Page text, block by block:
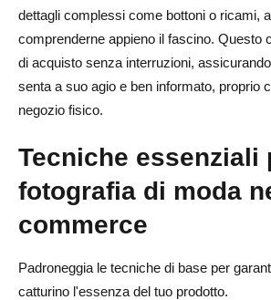
dettagli complessi come bottoni o ricami,
comprenderne appieno il fascino. Questo
di acquisto senza interruzioni,
senta a suo agio e ben informato, proprio
negozio fisico.
Tecniche essenziali
fotografia di moda
commerce
Padroneggia le tecniche di base per
catturino l'essenza del tuo prodotto.